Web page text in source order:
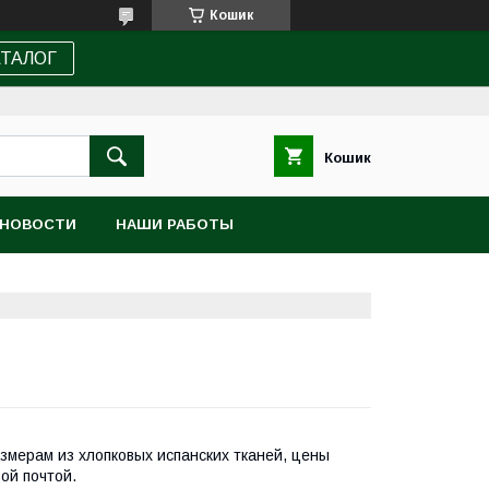
Кошик
Кошик
НОВОСТИ НАШИ РАБОТЫ
из хлопковых испанских тканей, цены
почтой.